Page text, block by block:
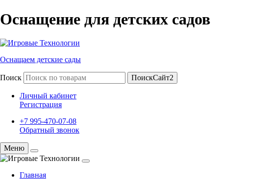
Оснащение для детских садов
Оснащаем детские сады
Поиск ПоискСайт2
Личный кабинет
Регистрация
+7 995-470-07-08
Обратный звонок
Меню
Главная